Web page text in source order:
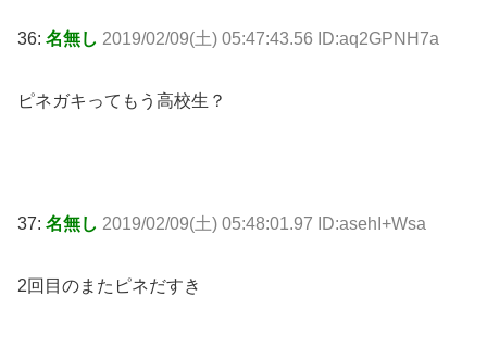
36: 名無し 2019/02/09(土) 05:47:43.56 ID:aq2GPNH7a
ピネガキってもう高校生？
37: 名無し 2019/02/09(土) 05:48:01.97 ID:asehI+Wsa
2回目のまたピネだすき